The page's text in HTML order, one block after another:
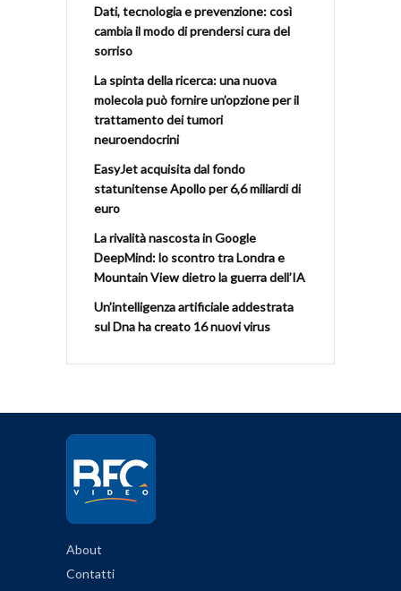
Dati, tecnologia e prevenzione: così
cambia il modo di prendersi cura del
sorriso
La spinta della ricerca: una nuova
molecola può fornire un’opzione per il
trattamento dei tumori
neuroendocrini
EasyJet acquisita dal fondo
statunitense Apollo per 6,6 miliardi di
euro
La rivalità nascosta in Google
DeepMind: lo scontro tra Londra e
Mountain View dietro la guerra dell’IA
Un’intelligenza artificiale addestrata
sul Dna ha creato 16 nuovi virus
About
Contatti